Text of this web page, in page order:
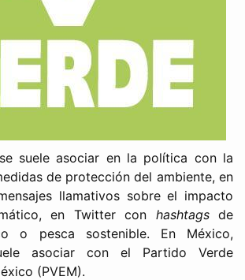
suele asociar en la política con la
de protección del ambiente, en
llamativos sobre el impacto
en Twitter con hashtagsde
o pesca sostenible. En México,
asociar con el Partido Verde
(PVEM).